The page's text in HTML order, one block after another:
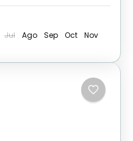
Jul Ago Sep Oct
Nov